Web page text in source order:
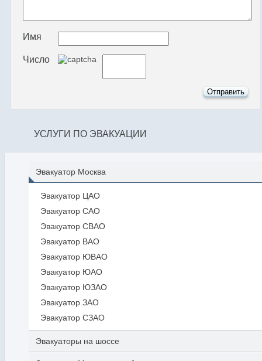
Имя
Число
УСЛУГИ ПО ЭВАКУАЦИИ
Эвакуатор Москва
Эвакуатор ЦАО
Эвакуатор САО
Эвакуатор СВАО
Эвакуатор ВАО
Эвакуатор ЮВАО
Эвакуатор ЮАО
Эвакуатор ЮЗАО
Эвакуатор ЗАО
Эвакуатор СЗАО
Эвакуаторы на шоссе